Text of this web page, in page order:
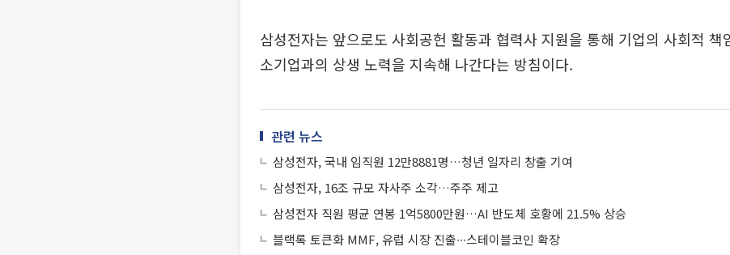
삼성전자는 앞으로도 사회공헌 활동과 협력사 지원을 통해 기업의 사회적 책
소기업과의 상생 노력을 지속해 나간다는 방침이다.
관련 뉴스
삼성전자, 국내 임직원 12만8881명…청년 일자리 창출 기여
삼성전자, 16조 규모 자사주 소각…주주 제고
삼성전자 직원 평균 연봉 1억5800만원…AI 반도체 호황에 21.5% 상승
블랙록 토큰화 MMF, 유럽 시장 진출∙∙∙스테이블코인 확장